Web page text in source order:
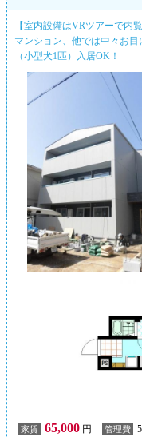
【室内設備はVRツアーで内
マンション、他では中々お
（小型犬1匹）入居OK！
家賃 65,000 円 管理費